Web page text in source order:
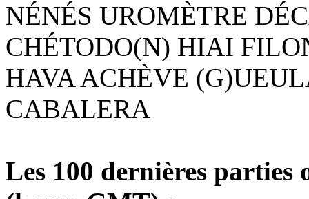
NÉNÉS UROMÈTRE
CHÉTODO(N) HIAI
HAVA ACHÈVE
CABALERA
Les 100 dernières parties